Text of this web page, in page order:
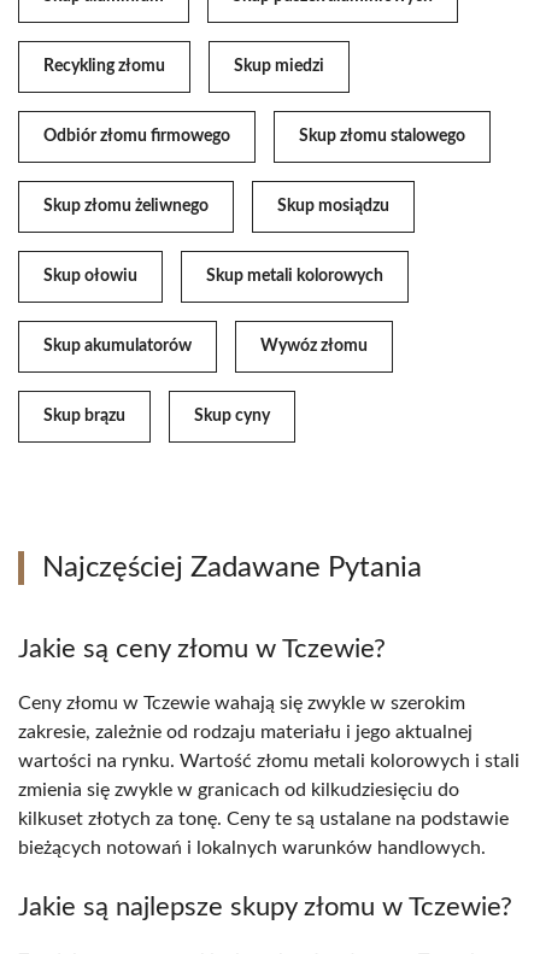
Recykling złomu Skup miedzi
Odbiór złomu firmowego Skup złomu stalowego
Skup złomu żeliwnego Skup mosiądzu
Skup ołowiu Skup metali kolorowych
Skup akumulatorów Wywóz złomu
Skup brązu Skup cyny
Najczęściej Zadawane Pytania
Jakie są ceny złomu w Tczewie?
Ceny złomu w Tczewie wahają się zwykle w szerokim
zakresie, zależnie od rodzaju materiału i jego aktualnej
wartości na rynku. Wartość złomu metali kolorowych i stali
zmienia się zwykle w granicach od kilkudziesięciu do
kilkuset złotych za tonę. Ceny te są ustalane na podstawie
bieżących notowań i lokalnych warunków handlowych.
Jakie są najlepsze skupy złomu w Tczewie?